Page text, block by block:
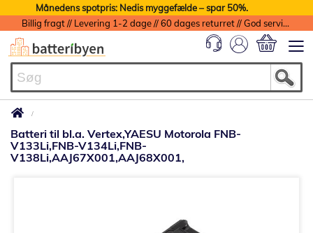
Månedens spotpris: Nedis myggefælde – spar 50%.
Billig fragt // Levering 1-2 dage // 60 dages returret // God service med garanti
Batteri til bl.a. Vertex,YAESU Motorola FNB-
V133Li,FNB-V134Li,FNB-
V138Li,AAJ67X001,AAJ68X001,